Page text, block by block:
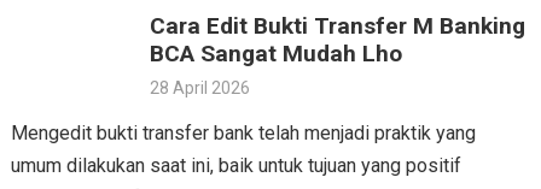
Cara Edit Bukti Transfer M Banking
BCA Sangat Mudah Lho
28 April 2026
Mengedit bukti transfer bank telah menjadi praktik yang
umum dilakukan saat ini, baik untuk tujuan yang positif